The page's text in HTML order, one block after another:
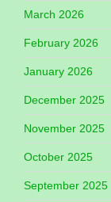
March 2026
February 2026
January 2026
December 2025
November 2025
October 2025
September 2025